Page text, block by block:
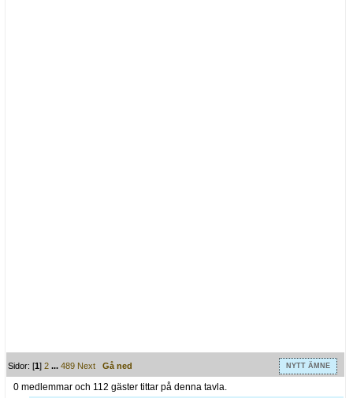
Sidor: [1]2 ...489 Next Gå ned NYTT ÄMNE
0 medlemmar och 112 gäster tittar på denna tavla.